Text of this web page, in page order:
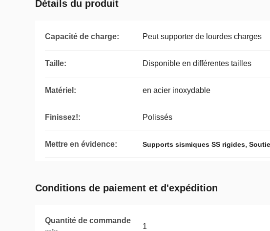
Détails du produit
Capacité de charge: Peut supporter de lourdes charges
Taille: Disponible en différentes tailles
Matériel: en acier inoxydable
Finissez!: Polissés
Mettre en évidence: Supports sismiques SS rigides,
Conditions de paiement et d'expédition
Quantité de commande
1